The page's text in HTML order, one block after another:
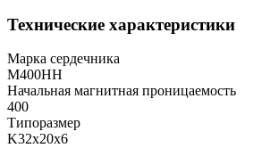
Технические характеристики
Марка сердечника
М400НН
Начальная магнитная проницаемость
400
Типоразмер
K32x20x6